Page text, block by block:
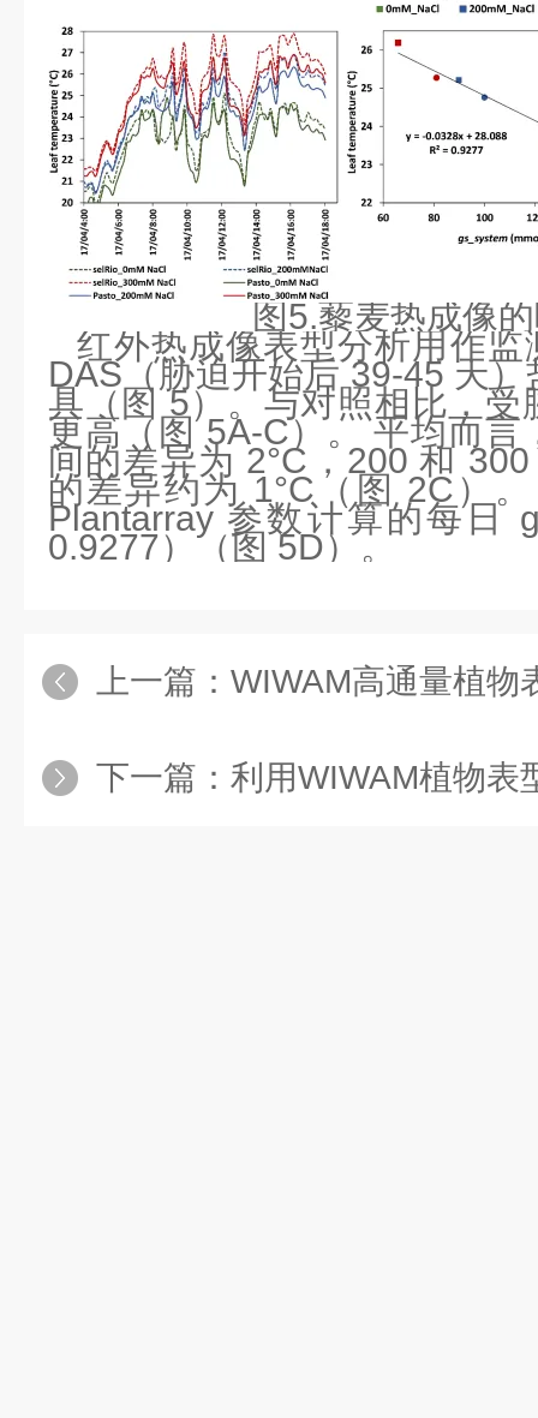
图5.藜麦热成像
红外热成像表型分析用作
DAS（胁迫开始后 39-45 天
具（图 5）。与对照相比，受
更高（图 5A-C）。 平均而言
间的差异为 2°C，200 和
的差异约为 1°C（图 2C）
Plantarray 参数计算的每日
0.9277）（图 5D）。
上一篇： WIWAM高通量植物表型成
下一篇： 利用WIWAM植物表型成像分析